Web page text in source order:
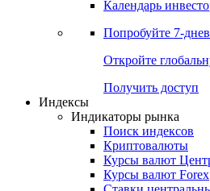
Календарь
Попробуйте 7-
Откройте
Получить доступ
Индексы
Индикаторы рынка
Поиск индексов
Криптовалюты
Курсы валют
Курсы валют Forex